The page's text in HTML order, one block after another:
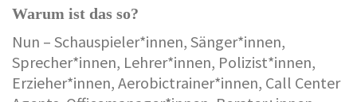
Warum ist das so?
Nun – Schauspieler*innen, Sänger*innen,
Sprecher*innen, Lehrer*innen, Polizist*innen,
Erzieher*innen, Aerobictrainer*innen, Call Center